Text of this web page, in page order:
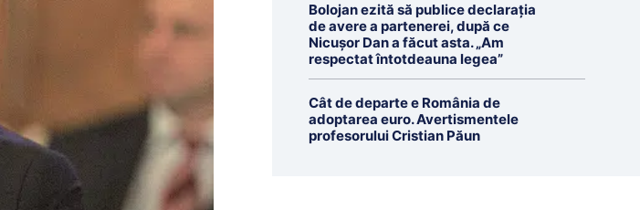
Bolojan ezită să publice declarația
de avere a partenerei, după ce
Nicușor Dan a făcut asta. „Am
respectat întotdeauna legea”
Cât de departe e România de
adoptarea euro. Avertismentele
profesorului Cristian Păun